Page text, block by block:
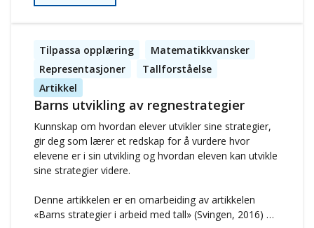
Tilpassa opplæring
Matematikkvansker
Representasjoner
Tallforståelse
Artikkel
Barns utvikling av regnestrategier
Kunnskap om hvordan elever utvikler sine strategier,
gir deg som lærer et redskap for å vurdere hvor
elevene er i sin utvikling og hvordan eleven kan utvikle
sine strategier videre.
Denne artikkelen er en omarbeiding av artikkelen
«Barns strategier i arbeid med tall» (Svingen, 2016) og